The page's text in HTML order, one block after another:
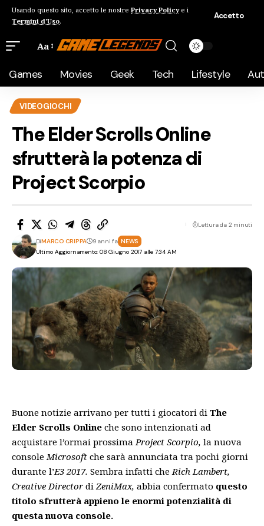
Usando questo sito, accetto le nostre Privacy Policye i
Termini d'Uso.
Accetto
Aa
Games Movies Geek Tech Lifestyle
VIDEOGIOCHI
The Elder Scrolls Online
sfrutterà la potenza di
Project Scorpio
Ultimo Aggiornamento: 08 Giugno 2017 alle 7:34 AM
DiMARCO CRIPPA 9 anni fa NEWS
Lettura da 2 minuti
Buone notizie arrivano per tutti i giocatori di The
Elder Scrolls Online che sono intenzionati ad
acquistare l’ormai prossima Project Scorpio, la nuova
console Microsoft che sarà annunciata tra pochi giorni
durante l’E3 2017. Sembra infatti che Rich Lambert,
Creative Director di ZeniMax, abbia confermato questo
titolo sfrutterà appieno le enormi potenzialità di
questa nuova console.